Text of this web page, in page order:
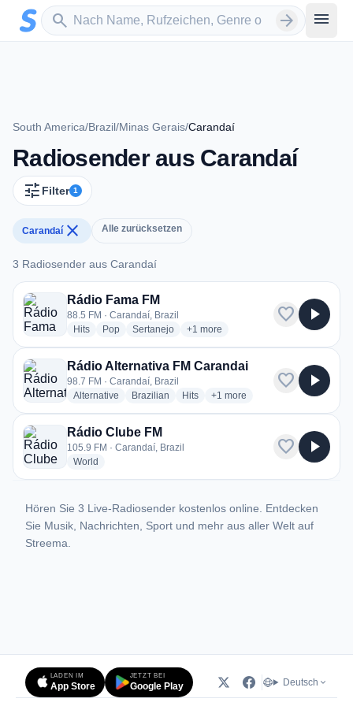
Zum Hauptinhalt springen
search
Sender suchen arrow_forward menu
South America/Brazil/Minas Gerais/Carandaí
Radiosender aus Carandaí
tune Filter 1
Carandaíclose Alle zurücksetzen
3 Radiosender aus Carandaí
3 Radiosender aus Carandaí
Rádio Fama FM
88.5 FM · Carandaí, Brazil
Hitsradio stations
Popradio stations
Sertanejoradio stations
+1 more genres for Rádio Fama FM
more
favorite play_arrow
Rádio Alternativa FM Carandai
98.7 FM · Carandaí, Brazil
Alternative radio stations
Brazilian radio stations
Hitsradio stations
+1 more genres for Rádio
more
favorite play_arrow
Rádio Clube FM
105.9 FM · Carandaí, Brazil
World
favorite play_arrow
Hören Sie 3 Live-Radiosender kostenlos online. Entdecken
Sie Musik, Nachrichten, Sport und mehr aus aller Welt auf
Streema.
LADEN IM
App Store
JETZT BEI
Google Play Deutsch